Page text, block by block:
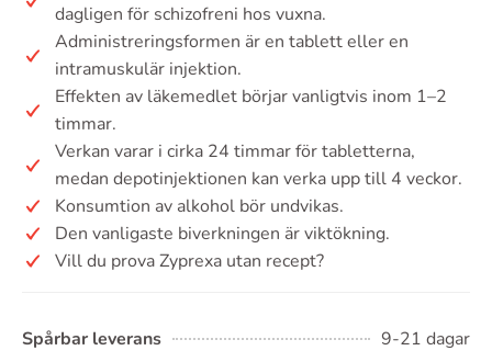
dagligen för schizofreni hos vuxna.
Administreringsformen är en tablett eller en
intramuskulär injektion.
Effekten av läkemedlet börjar vanligtvis inom 1–2
timmar.
Verkan varar i cirka 24 timmar för tabletterna,
medan depotinjektionen kan verka upp till 4 veckor.
Konsumtion av alkohol bör undvikas.
Den vanligaste biverkningen är viktökning.
Vill du prova Zyprexa utan recept?
Spårbar leverans
9-21 dagar